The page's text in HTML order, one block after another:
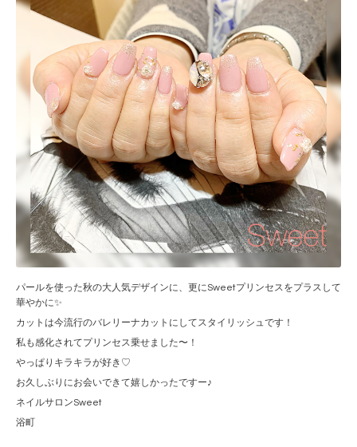
パールを使った秋の大人気デザインに、更にSweetプリンセスをプラスして
華やかに✨
カットは今流行のバレリーナカットにしてスタイリッシュです！
私も感化されてプリンセス乗せました〜！
やっぱりキラキラが好き♡
お久しぶりにお会いできて嬉しかったですー♪
ネイルサロンSweet
浴町